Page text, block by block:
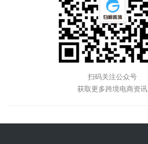
扫码关注公众号
获取更多跨境电商资讯